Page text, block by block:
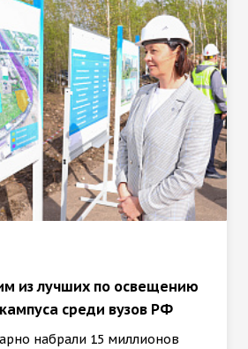
из лучших по освещению
среди вузов РФ
набрали 15 миллионов